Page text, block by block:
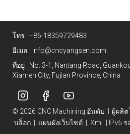
โลหะ หรือแม้แต่การแกะสลัก
และกัดเหล็กที่มีความแม่นยำ
สูง
โทร : +86-18359729483
อีเมล : info@cncyangsen.com
ที่อยู่ : No. 3-1, Nantang Road,
Xiamen City, Fujian Province, China
© 2026 CNC Machining อันดับ 1 ผู้ผลิ
บล็อก
แผนผังเว็บไซต์ Xml IPv6